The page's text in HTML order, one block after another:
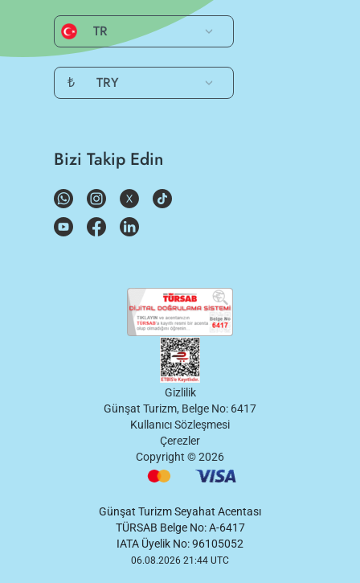
TR
₺ TRY
Bizi Takip Edin
Gizlilik
Günşat Turizm, Belge No: 6417
Kullanıcı Sözleşmesi
Çerezler
Copyright ©2026
Günşat Turizm Seyahat Acentası
TÜRSAB Belge No: A-6417
IATA Üyelik No: 96105052
06.08.2026 21:44 UTC